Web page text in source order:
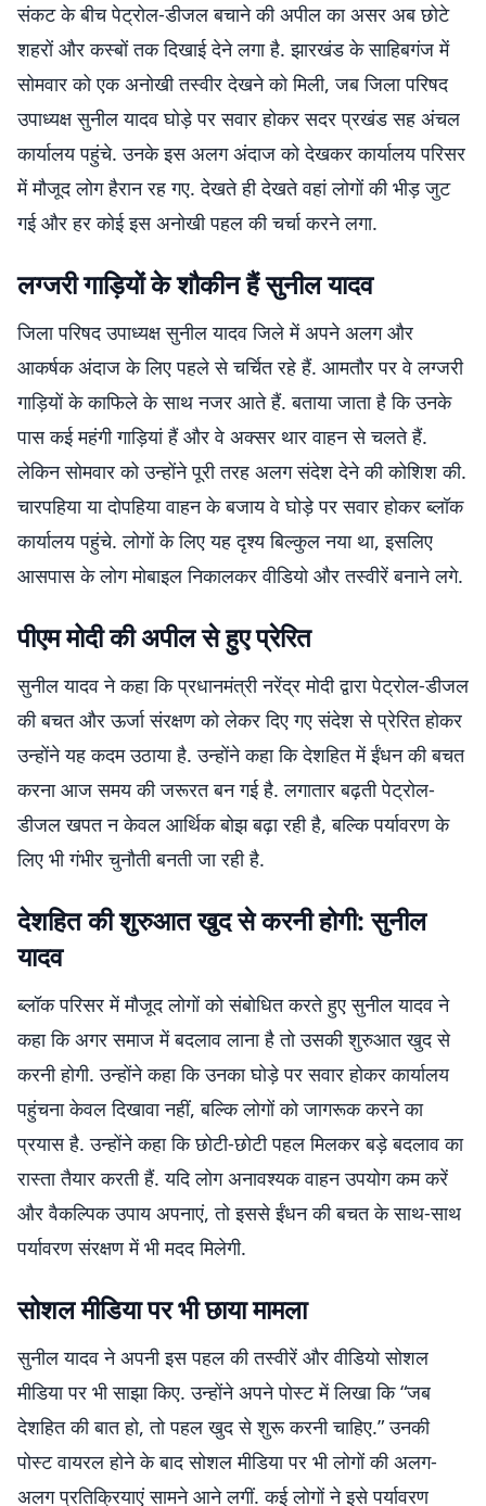
संकट के बीच पेट्रोल-डीजल बचाने की अपील का असर अब छोटे
शहरों और कस्बों तक दिखाई देने लगा है. झारखंड के साहिबगंज में
सोमवार को एक अनोखी तस्वीर देखने को मिली, जब जिला परिषद
उपाध्यक्ष सुनील यादव घोड़े पर सवार होकर सदर प्रखंड सह अंचल
कार्यालय पहुंचे. उनके इस अलग अंदाज को देखकर कार्यालय परिसर
में मौजूद लोग हैरान रह गए. देखते ही देखते वहां लोगों की भीड़ जुट
गई और हर कोई इस अनोखी पहल की चर्चा करने लगा.
लग्जरी गाड़ियों के शौकीन हैं सुनील यादव
जिला परिषद उपाध्यक्ष सुनील यादव जिले में अपने अलग और
आकर्षक अंदाज के लिए पहले से चर्चित रहे हैं. आमतौर पर वे लग्जरी
गाड़ियों के काफिले के साथ नजर आते हैं. बताया जाता है कि उनके
पास कई महंगी गाड़ियां हैं और वे अक्सर थार वाहन से चलते हैं.
लेकिन सोमवार को उन्होंने पूरी तरह अलग संदेश देने की कोशिश की.
चारपहिया या दोपहिया वाहन के बजाय वे घोड़े पर सवार होकर ब्लॉक
कार्यालय पहुंचे. लोगों के लिए यह दृश्य बिल्कुल नया था, इसलिए
आसपास के लोग मोबाइल निकालकर वीडियो और तस्वीरें बनाने लगे.
पीएम मोदी की अपील से हुए प्रेरित
सुनील यादव ने कहा कि प्रधानमंत्री नरेंद्र मोदी द्वारा पेट्रोल-डीजल
की बचत और ऊर्जा संरक्षण को लेकर दिए गए संदेश से प्रेरित होकर
उन्होंने यह कदम उठाया है. उन्होंने कहा कि देशहित में ईंधन की बचत
करना आज समय की जरूरत बन गई है. लगातार बढ़ती पेट्रोल-
डीजल खपत न केवल आर्थिक बोझ बढ़ा रही है, बल्कि पर्यावरण के
लिए भी गंभीर चुनौती बनती जा रही है.
देशहित की शुरुआत खुद से करनी होगी: सुनील
यादव
ब्लॉक परिसर में मौजूद लोगों को संबोधित करते हुए सुनील यादव ने
कहा कि अगर समाज में बदलाव लाना है तो उसकी शुरुआत खुद से
करनी होगी. उन्होंने कहा कि उनका घोड़े पर सवार होकर कार्यालय
पहुंचना केवल दिखावा नहीं, बल्कि लोगों को जागरूक करने का
प्रयास है. उन्होंने कहा कि छोटी-छोटी पहल मिलकर बड़े बदलाव का
रास्ता तैयार करती हैं. यदि लोग अनावश्यक वाहन उपयोग कम करें
और वैकल्पिक उपाय अपनाएं, तो इससे ईंधन की बचत के साथ-साथ
पर्यावरण संरक्षण में भी मदद मिलेगी.
सोशल मीडिया पर भी छाया मामला
सुनील यादव ने अपनी इस पहल की तस्वीरें और वीडियो सोशल
मीडिया पर भी साझा किए. उन्होंने अपने पोस्ट में लिखा कि “जब
देशहित की बात हो, तो पहल खुद से शुरू करनी चाहिए.” उनकी
पोस्ट वायरल होने के बाद सोशल मीडिया पर भी लोगों की अलग-
अलग प्रतिक्रियाएं सामने आने लगीं. कई लोगों ने इसे पर्यावरण